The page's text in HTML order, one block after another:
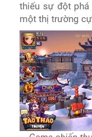
thiếu sự đột
một thị trường